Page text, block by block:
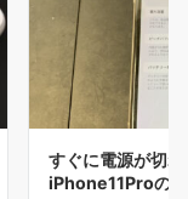
すぐに電源が切
iPhone11Proの